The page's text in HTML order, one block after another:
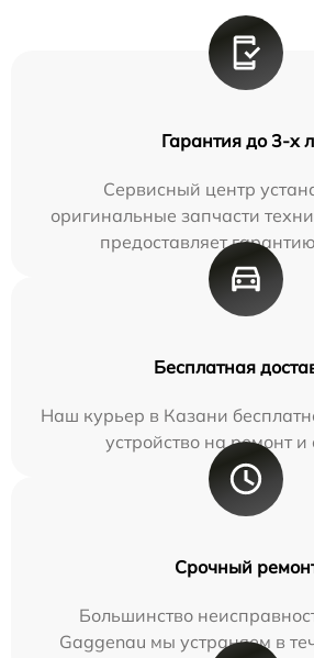
Гарантия до 3-х
Сервисный центр
оригинальные запчасти
предоставляет
Бесплатная
Наш курьер в Казани
устройство на ремонт и
Срочный
Большинство
Gaggenau мы устраняем в